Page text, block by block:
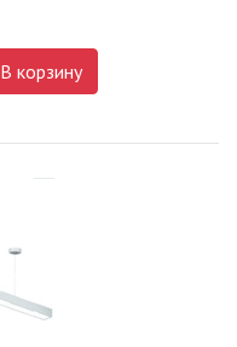
В корзину